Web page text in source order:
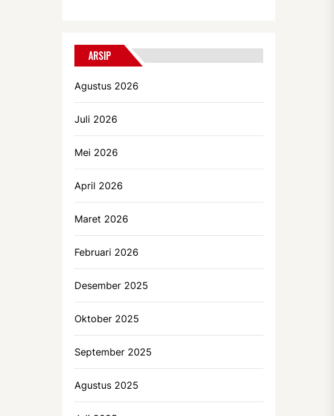
ARSIP
Agustus 2026
Juli 2026
Mei 2026
April 2026
Maret 2026
Februari 2026
Desember 2025
Oktober 2025
September 2025
Agustus 2025